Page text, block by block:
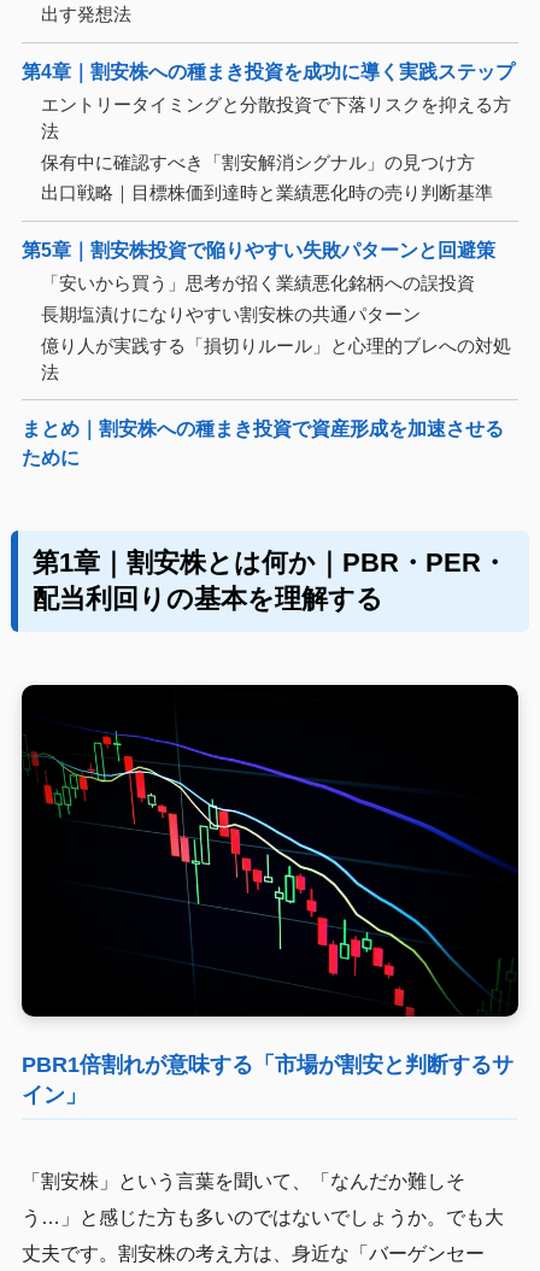
出す発想法
第4章｜割安株への種まき投資を成功に導く実践ステップ
エントリータイミングと分散投資で下落リスクを抑える方
法
保有中に確認すべき「割安解消シグナル」の見つけ方
出口戦略｜目標株価到達時と業績悪化時の売り判断基準
第5章｜割安株投資で陥りやすい失敗パターンと回避策
「安いから買う」思考が招く業績悪化銘柄への誤投資
長期塩漬けになりやすい割安株の共通パターン
億り人が実践する「損切りルール」と心理的ブレへの対処
法
まとめ｜割安株への種まき投資で資産形成を加速させる
ために
第1章｜割安株とは何か｜PBR・PER・
配当利回りの基本を理解する
PBR1倍割れが意味する「市場が割安と判断するサ
イン」
「割安株」という言葉を聞いて、「なんだか難しそ
う…」と感じた方も多いのではないでしょうか。でも大
丈夫です。割安株の考え方は、身近な「バーゲンセー